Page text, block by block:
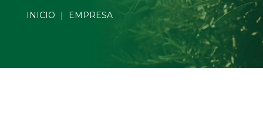
INICIO | EMPRESA